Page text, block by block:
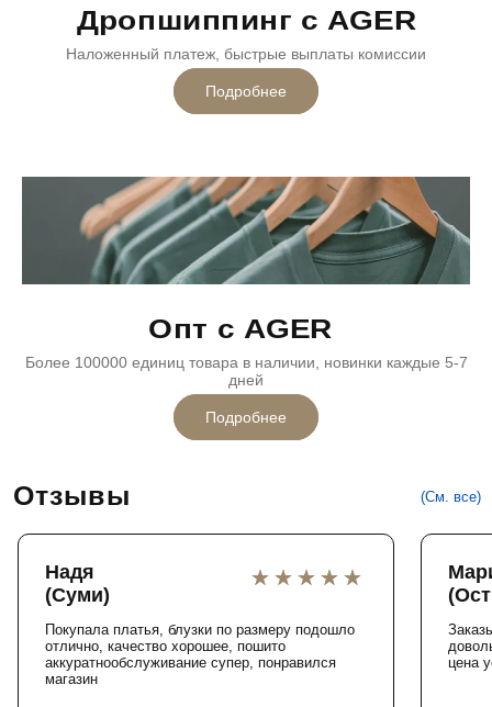
Дропшиппинг с AGER
Наложенный платеж, быстрые выплаты комиссии
Подробнее
Опт с AGER
Более 100000 единиц товара в наличии, новинки каждые 5-7
дней
Подробнее
Отзывы (См. все)
Надя
(Суми)
Покупала платья, блузки по размеру подошло
отлично, качество хорошее, пошито
аккуратнообслуживание супер, понравился
магазин
цена